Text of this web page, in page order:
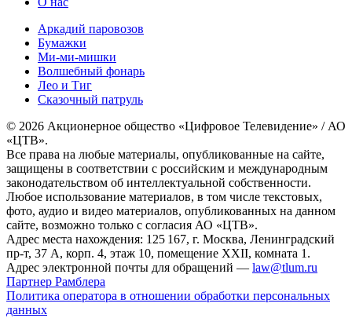
Аркадий паровозов
Бумажки
Ми-ми-мишки
Волшебный фонарь
Лео и Тиг
Сказочный патруль
© 2026 Акционерное общество «Цифровое Телевидение» / АО
«ЦТВ».
Все права на любые материалы, опубликованные на сайте,
защищены в соответствии с российским и международным
законодательством об интеллектуальной собственности.
Любое использование материалов, в том числе текстовых,
фото, аудио и видео материалов, опубликованных на данном
сайте, возможно только с согласия АО «ЦТВ».
Адрес места нахождения: 125 167, г. Москва, Ленинградский
пр-т, 37 А, корп. 4, этаж 10, помещение XXII, комната 1.
Адрес электронной почты для обращений — law@tlum.ru
Партнер Рамблера
Политика оператора в отношении обработки персональных
данных